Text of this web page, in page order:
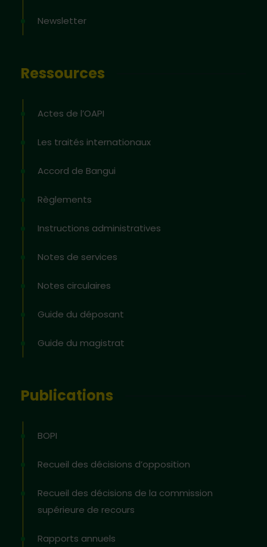
Newsletter
Ressources
Actes de l’OAPI
Les traités internationaux
Accord de Bangui
Règlements
Instructions administratives
Notes de services
Notes circulaires
Guide du déposant
Guide du magistrat
Publications
BOPI
Recueil des décisions d’opposition
Recueil des décisions de la commission
supérieure de recours
Rapports annuels